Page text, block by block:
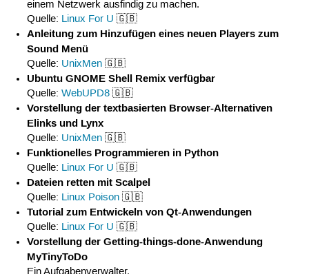
einem Netzwerk ausfindig zu machen.
Quelle: Linux For U 🇬🇧
Anleitung zum Hinzufügen eines neuen Players zum
Sound Menü
Quelle: UnixMen 🇬🇧
Ubuntu GNOME Shell Remix verfügbar
Quelle:WebUPD8 🇬🇧
Vorstellung der textbasierten Browser-Alternativen
Elinks und Lynx
Quelle: UnixMen 🇬🇧
Funktionelles Programmieren in Python
Quelle: Linux For U 🇬🇧
Dateien retten mit Scalpel
Quelle: Linux Poison 🇬🇧
Tutorial zum Entwickeln von Qt-Anwendungen
Quelle: Linux For U 🇬🇧
Vorstellung der Getting-things-done-Anwendung
MyTinyToDo